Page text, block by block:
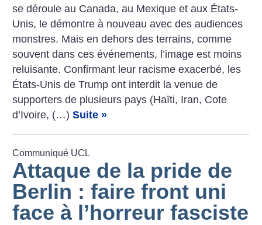
se déroule au Canada, au Mexique et aux États-
Unis, le démontre à nouveau avec des audiences
­monstres. Mais en dehors des terrains, comme
souvent dans ces événements, l’image est moins
reluisante. Confirmant leur racisme exacerbé, les
États-Unis de Trump ont interdit la venue de
supporters de plusieurs pays (Haïti, Iran, Cote
d’Ivoire, (…)Suite »
Communiqué UCL
Attaque de la pride de
Berlin : faire front uni
face à l’horreur fasciste